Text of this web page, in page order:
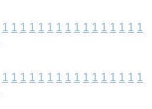
1 1 1 1 1 1 1 1 1 1 1 1 1 1 1 1
1 1 1 1 1 1 1 1 1 1 1 1 1 1 1 1